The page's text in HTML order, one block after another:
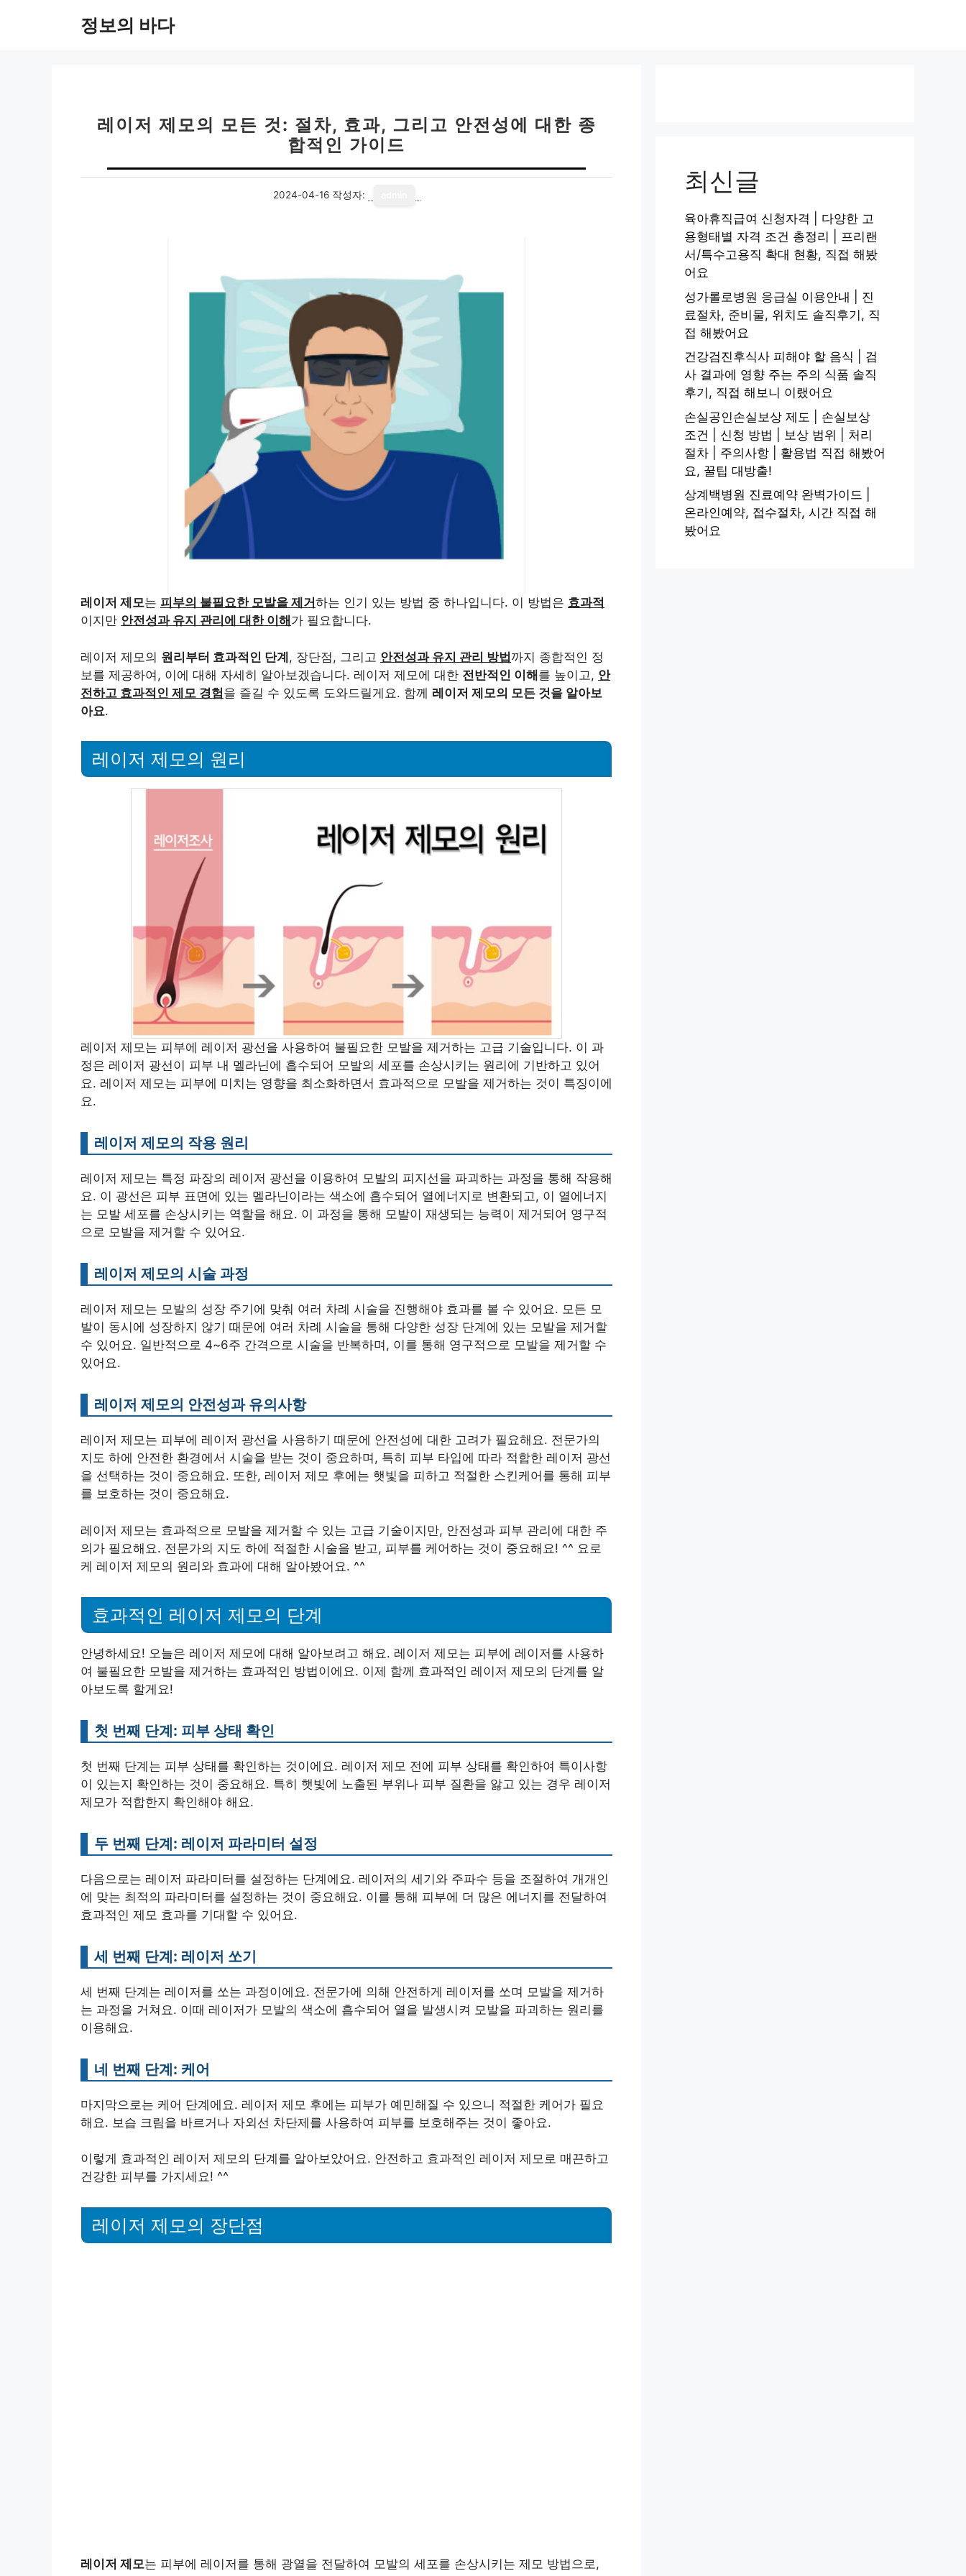
정보의 바다
레이저 제모의 모든 것: 절차, 효과, 그리고 안전성에 대한 종
합적인 가이드
2024-04-16 작성자:
레이저 제모는 피부의 불필요한 모발을 제거 하는 인기 있는 방법 중 하나입니다. 이 방법은 효과적
이지만 안전성과 유지 관리에 대한 이해 가 필요합니다.
레이저 제모의 원리부터 효과적인 단계, 장단점, 그리고 안전성과 유지 관리 방법까지 종합적인 정
보를 제공하여, 이에 대해 자세히 알아보겠습니다. 레이저 제모에 대한 전반적인 이해를 높이고, 안
전하고 효과적인 제모 경험을 즐길 수 있도록 도와드릴게요. 함께 레이저 제모의 모든 것을 알아보
아요.
레이저 제모의 원리
레이저 제모는 피부에 레이저 광선을 사용하여 불필요한 모발을 제거하는 고급 기술입니다. 이 과
정은 레이저 광선이 피부 내 멜라닌에 흡수되어 모발의 세포를 손상시키는 원리에 기반하고 있어
요. 레이저 제모는 피부에 미치는 영향을 최소화하면서 효과적으로 모발을 제거하는 것이 특징이에
요.
레이저 제모의 작용 원리
레이저 제모는 특정 파장의 레이저 광선을 이용하여 모발의 피지선을 파괴하는 과정을 통해 작용해
요. 이 광선은 피부 표면에 있는 멜라닌이라는 색소에 흡수되어 열에너지로 변환되고, 이 열에너지
는 모발 세포를 손상시키는 역할을 해요. 이 과정을 통해 모발이 재생되는 능력이 제거되어 영구적
으로 모발을 제거할 수 있어요.
레이저 제모의 시술 과정
레이저 제모는 모발의 성장 주기에 맞춰 여러 차례 시술을 진행해야 효과를 볼 수 있어요. 모든 모
발이 동시에 성장하지 않기 때문에 여러 차례 시술을 통해 다양한 성장 단계에 있는 모발을 제거할
수 있어요. 일반적으로 4~6주 간격으로 시술을 반복하며, 이를 통해 영구적으로 모발을 제거할 수
있어요.
레이저 제모의 안전성과 유의사항
레이저 제모는 피부에 레이저 광선을 사용하기 때문에 안전성에 대한 고려가 필요해요. 전문가의
지도 하에 안전한 환경에서 시술을 받는 것이 중요하며, 특히 피부 타입에 따라 적합한 레이저 광선
을 선택하는 것이 중요해요. 또한, 레이저 제모 후에는 햇빛을 피하고 적절한 스킨케어를 통해 피부
를 보호하는 것이 중요해요.
레이저 제모는 효과적으로 모발을 제거할 수 있는 고급 기술이지만, 안전성과 피부 관리에 대한 주
의가 필요해요. 전문가의 지도 하에 적절한 시술을 받고, 피부를 케어하는 것이 중요해요! ^^ 요로
케 레이저 제모의 원리와 효과에 대해 알아봤어요. ^^
효과적인 레이저 제모의 단계
안녕하세요! 오늘은 레이저 제모에 대해 알아보려고 해요. 레이저 제모는 피부에 레이저를 사용하
여 불필요한 모발을 제거하는 효과적인 방법이에요. 이제 함께 효과적인 레이저 제모의 단계를 알
아보도록 할게요!
첫 번째 단계: 피부 상태 확인
첫 번째 단계는 피부 상태를 확인하는 것이에요. 레이저 제모 전에 피부 상태를 확인하여 특이사항
이 있는지 확인하는 것이 중요해요. 특히 햇빛에 노출된 부위나 피부 질환을 앓고 있는 경우 레이저
제모가 적합한지 확인해야 해요.
두 번째 단계: 레이저 파라미터 설정
다음으로는 레이저 파라미터를 설정하는 단계에요. 레이저의 세기와 주파수 등을 조절하여 개개인
에 맞는 최적의 파라미터를 설정하는 것이 중요해요. 이를 통해 피부에 더 많은 에너지를 전달하여
효과적인 제모 효과를 기대할 수 있어요.
세 번째 단계: 레이저 쏘기
세 번째 단계는 레이저를 쏘는 과정이에요. 전문가에 의해 안전하게 레이저를 쏘며 모발을 제거하
는 과정을 거쳐요. 이때 레이저가 모발의 색소에 흡수되어 열을 발생시켜 모발을 파괴하는 원리를
이용해요.
네 번째 단계: 케어
마지막으로는 케어 단계에요. 레이저 제모 후에는 피부가 예민해질 수 있으니 적절한 케어가 필요
해요. 보습 크림을 바르거나 자외선 차단제를 사용하여 피부를 보호해주는 것이 좋아요.
이렇게 효과적인 레이저 제모의 단계를 알아보았어요. 안전하고 효과적인 레이저 제모로 매끈하고
건강한 피부를 가지세요! ^^
레이저 제모의 장단점
레이저 제모는 피부에 레이저를 통해 광열을 전달하여 모발의 세포를 손상시키는 제모 방법으로,
최신글
육아휴직급여 신청자격 | 다양한 고
용형태별 자격 조건 총정리 | 프리랜
서/특수고용직 확대 현황, 직접 해봤
어요
성가롤로병원 응급실 이용안내 | 진
료절차, 준비물, 위치도 솔직후기, 직
접 해봤어요
건강검진후식사 피해야 할 음식 | 검
사 결과에 영향 주는 주의 식품 솔직
후기, 직접 해보니 이랬어요
손실공인손실보상 제도 | 손실보상
조건 | 신청 방법 | 보상 범위 | 처리
절차 | 주의사항 | 활용법 직접 해봤어
요, 꿀팁 대방출!
상계백병원 진료예약 완벽가이드 |
온라인예약, 접수절차, 시간 직접 해
봤어요